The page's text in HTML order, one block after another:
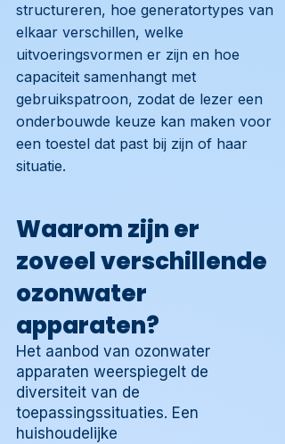
structureren, hoe generatortypes van
elkaar verschillen, welke
uitvoeringsvormen er zijn en hoe
capaciteit samenhangt met
gebruikspatroon, zodat de lezer een
onderbouwde keuze kan maken voor
een toestel dat past bij zijn of haar
situatie.
Waarom zijn er
zoveel verschillende
ozonwater
apparaten?
Het aanbod van ozonwater
apparaten weerspiegelt de
diversiteit van de
toepassingssituaties. Een
huishoudelijke